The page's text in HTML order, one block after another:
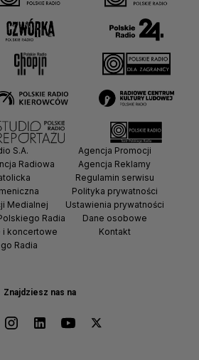
Znajdziesz nas na
S.A.
Radiowa
Medialnej
Radia
i koncertowe
Radia
Agencja Promocji
Agencja Reklamy
Regulamin serwisu
Polityka prywatności
Ustawienia prywatności
Dane osobowe
Kontakt